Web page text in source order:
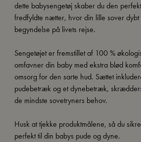
dette babysengetøj skaber du den
fredfyldte nætter, hvor din lille sover
begyndelse på livets rejse.
Sengetøjet er fremstillet af 100 %
omfavner din baby med ekstra blød
omsorg for den sarte hud. Sættet
pudebetræk og et dynebetræk,
de mindste sovetryners behov.
Husk at tjekke produktmålene, så du
perfekt til din babys pude og dyne.